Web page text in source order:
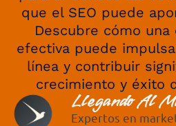
que el SEO puede
Descubre cómo una
efectiva puede
línea y contribuir
crecimiento y éxito
Llegando Al
Expertos en